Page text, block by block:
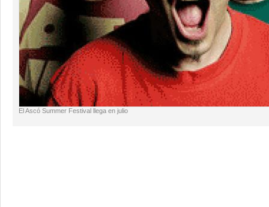
El Ascó Summer Festival llega en julio